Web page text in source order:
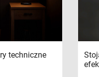
techniczne